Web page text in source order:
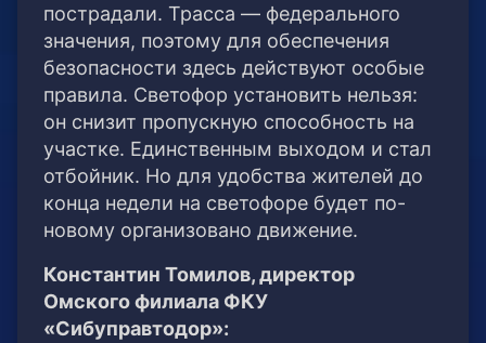
пострадали. Трасса — федерального
значения, поэтому для обеспечения
безопасности здесь действуют особые
правила. Светофор установить нельзя:
он снизит пропускную способность на
участке. Единственным выходом и стал
отбойник. Но для удобства жителей до
конца недели на светофоре будет по-
новому организовано движение.
Константин Томилов, директор
Омского филиала ФКУ
«Сибуправтодор»: